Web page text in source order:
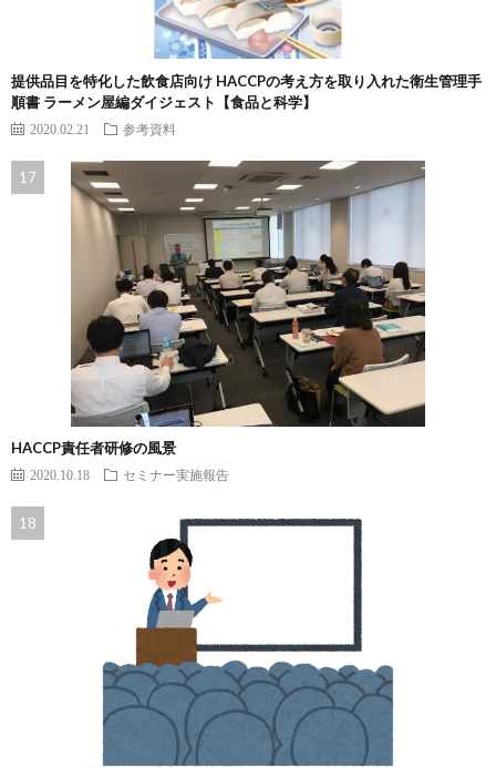
提供品目を特化した飲食店向け HACCPの考え方を取り入れた衛生管理手
順書 ラーメン屋編ダイジェスト【食品と科学】
2020.02.21 参考資料
HACCP責任者研修の風景
2020.10.18 セミナー実施報告